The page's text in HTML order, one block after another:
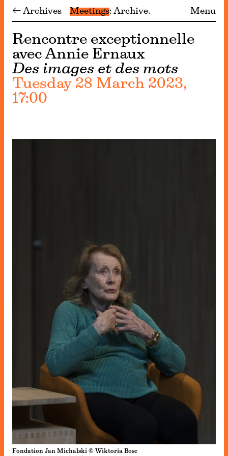
← Archives Meetings Archive Menu
Rencontre exceptionnelle
avec Annie Ernaux
Des images et des mots
Tuesday 28 March 2023,
17:00
Fondation Jan Michalski © Wiktoria Bosc